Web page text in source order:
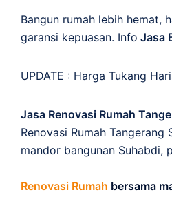
Bangun rumah lebih hemat,
garansi kepuasan. Info Jasa
UPDATE : Harga Tukang
Jasa Renovasi Rumah
Renovasi Rumah
mandor bangunan Suhabdi,
Renovasi Rumah bersama